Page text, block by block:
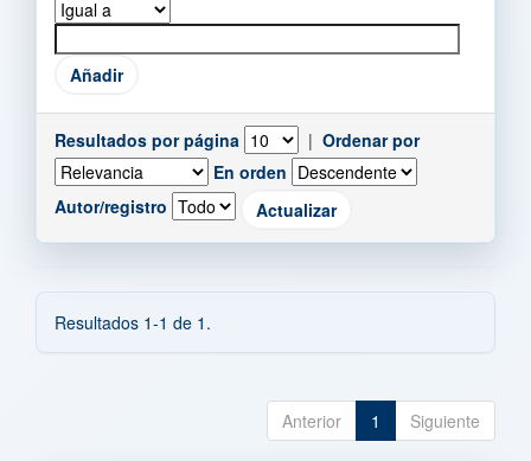
Resultados por página | Ordenar por
En orden
Autor/registro
Resultados 1-1 de 1.
Anterior 1 Siguiente